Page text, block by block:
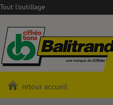
Tout l'outillage
retour accueil